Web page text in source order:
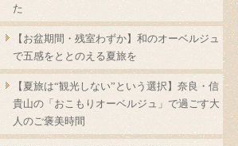
た
【お盆期間・残室わずか】和のオーベルジュ
で五感をととのえる夏旅を
【夏旅は“観光しない”という選択】奈良・信
貴山の「おこもりオーベルジュ」で過ごす大
人のご褒美時間